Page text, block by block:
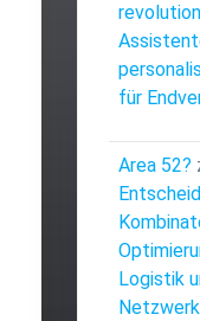
für
Area 52?
Logistik